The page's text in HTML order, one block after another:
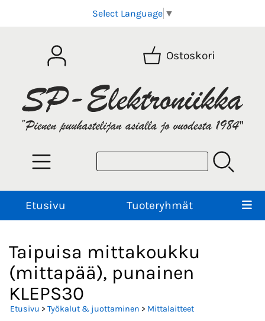
Select Language ▼
Ostoskori
Etusivu Tuoteryhmät
Taipuisa mittakoukku
(mittapää), punainen
KLEPS30
Etusivu > Työkalut & juottaminen > Mittalaitteet